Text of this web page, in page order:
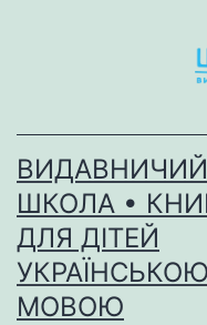
ШКОЛА •
ДЛЯ ДІТЕЙ
УКРАЇНСЬКОЮ
МОВОЮ